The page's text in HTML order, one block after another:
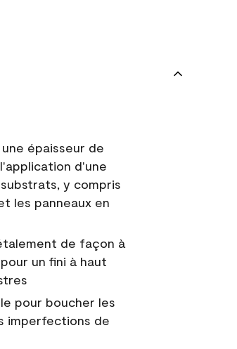
épaisseur de
d'une
y compris
les panneaux en
de façon à
un fini à haut
pour boucher les
imperfections de